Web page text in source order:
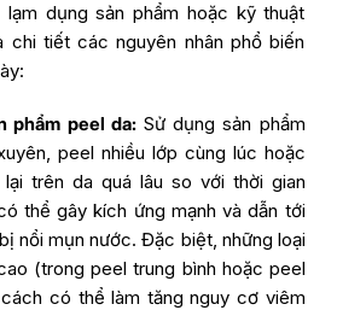
dụng sản phẩm hoặc kỹ thuật
chi tiết các nguyên nhân phổ biến
phẩm peel da: Sử dụng sản phẩm
peel nhiều lớp cùng lúc hoặc
trên da quá lâu so với thời gian
thể gây kích ứng mạnh và dẫn tới
nổi mụn nước. Đặc biệt, những loại
(trong peel trung bình hoặc peel
có thể làm tăng nguy cơ viêm